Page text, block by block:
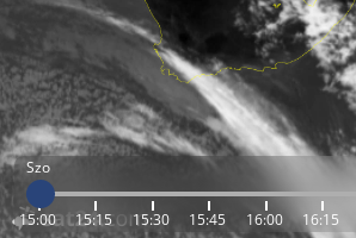
Szo
15:00 15:15 15:30 15:45 16:00 16:15